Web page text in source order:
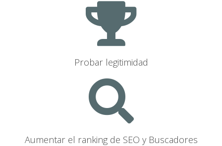
Probar legitimidad
Aumentar el ranking de SEO y Buscadores